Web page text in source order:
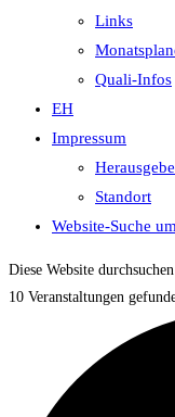
Links
Quali-Infos
EH
Impressum
Standort
Website-Suche
Diese Website durchsuchen
10 Veranstaltungen